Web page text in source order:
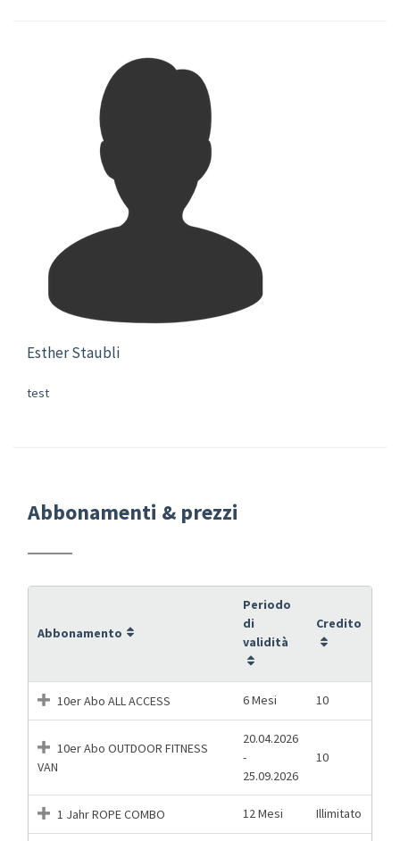
Esther Staubli
test
Abbonamenti & prezzi
Abbonamento
Periodo
di
validità
Credito
10er Abo ALL ACCESS 6 Mesi 10
10er Abo OUTDOOR FITNESS
VAN
20.04.2026
-
25.09.2026
10
1 Jahr ROPE COMBO 12 Mesi Illimitato